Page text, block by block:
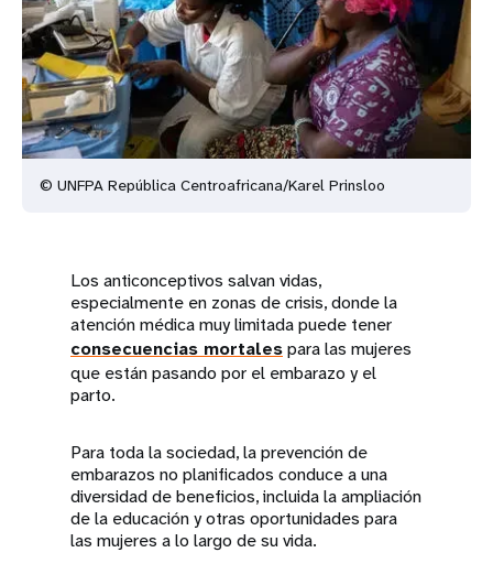
© UNFPA República Centroafricana/Karel Prinsloo
Los anticonceptivos salvan vidas,
especialmente en zonas de crisis, donde la
atención médica muy limitada puede tener
consecuencias mortalespara las mujeres
que están pasando por el embarazo y el
parto.
Para toda la sociedad, la prevención de
embarazos no planificados conduce a una
diversidad de beneficios, incluida la ampliación
de la educación y otras oportunidades para
las mujeres a lo largo de su vida.